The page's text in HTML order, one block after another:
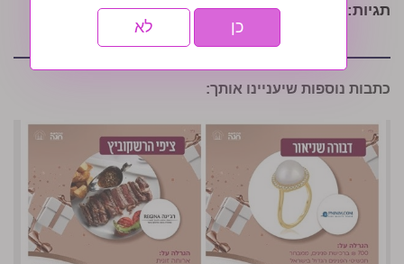
תגיות: ארגון נשי ובנות חב"ד
כתבות נוספות שיעניינו אותך:
כן לא